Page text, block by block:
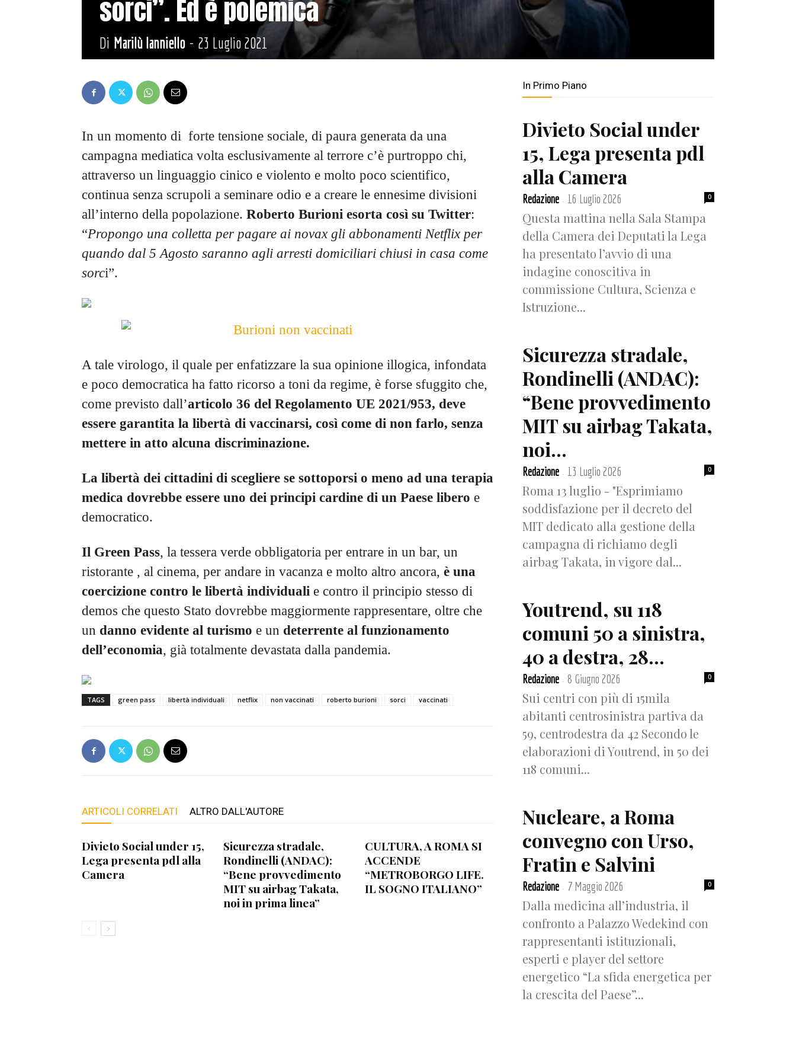
sorci”. Ed è polemica
Di Marilù Ianniello - 23 Luglio 2021
In un momento di forte tensione sociale, di paura generata da una
campagna mediatica volta esclusivamente al terrore c’è purtroppo chi,
attraverso un linguaggio cinico e violento e molto poco scientifico,
continua senza scrupoli a seminare odio e a creare le ennesime divisioni
all’interno della popolazione. Roberto Burioni esorta così su Twitter:
“Propongo una colletta per pagare ai novax gli abbonamenti Netflix per
quando dal 5 Agosto saranno agli arresti domiciliari chiusi in casa come
sorci”.
A tale virologo, il quale per enfatizzare la sua opinione illogica, infondata
e poco democratica ha fatto ricorso a toni da regime, è forse sfuggito che,
come previsto dall’articolo 36 del Regolamento UE 2021/953, deve
essere garantita la libertà di vaccinarsi, così come di non farlo, senza
mettere in atto alcuna discriminazione.
La libertà dei cittadini di scegliere se sottoporsi o meno ad una terapia
medica dovrebbe essere uno dei principi cardine di un Paese libero e
democratico.
Il Green Pass, la tessera verde obbligatoria per entrare in un bar, un
ristorante , al cinema, per andare in vacanza e molto altro ancora, è una
coercizione contro le libertà individuali e contro il principio stesso di
demos che questo Stato dovrebbe maggiormente rappresentare, oltre che
un danno evidente al turismo e un deterrente al funzionamento
dell’economia, già totalmente devastata dalla pandemia.
TAGS green pass libertà individuali netflix non vaccinati roberto burioni sorci vaccinati
ARTICOLI CORRELATI ALTRO DALL'AUTORE
Divieto Social under 15,
Lega presenta pdl alla
Camera
Sicurezza stradale,
Rondinelli (ANDAC):
“Bene provvedimento
MIT su airbag Takata,
noi in prima linea”
CULTURA, A ROMA SI
ACCENDE
“METROBORGO LIFE.
IL SOGNO ITALIANO”
In Primo Piano
Divieto Social under
15, Lega presenta pdl
alla Camera
Redazione - 16 Luglio 2026 0
Questa mattina nella Sala Stampa
della Camera dei Deputati la Lega
ha presentato l’avvio di una
indagine conoscitiva in
commissione Cultura, Scienza e
Istruzione...
Sicurezza stradale,
Rondinelli (ANDAC):
“Bene provvedimento
MIT su airbag Takata,
noi...
Redazione - 13 Luglio 2026 0
Roma 13 luglio - "Esprimiamo
soddisfazione per il decreto del
MIT dedicato alla gestione della
campagna di richiamo degli
airbag Takata, in vigore dal...
Youtrend, su 118
comuni 50 a sinistra,
40 a destra, 28...
Redazione - 8 Giugno 2026 0
Sui centri con più di 15mila
abitanti centrosinistra partiva da
59, centrodestra da 42 Secondo le
elaborazioni di Youtrend, in 50 dei
118 comuni...
Nucleare, a Roma
convegno con Urso,
Fratin e Salvini
Redazione - 7 Maggio 2026 0
Dalla medicina all’industria, il
confronto a Palazzo Wedekind con
rappresentanti istituzionali,
esperti e player del settore
energetico “La sfida energetica per
la crescita del Paese”...